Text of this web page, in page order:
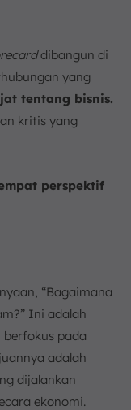
dibangun di
yang
tentang bisnis.
kritis yang
perspektif
“Bagaimana
Ini adalah
pada
adalah
dijalankan
ekonomi.